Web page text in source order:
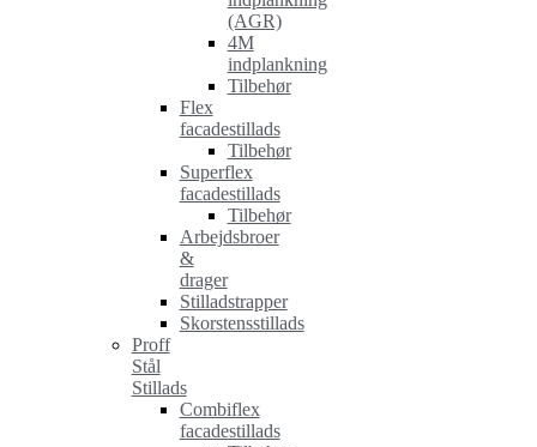
(AGR)
4M
indplankning
Tilbehør
Flex
facadestillads
Tilbehør
Superflex
facadestillads
Tilbehør
Arbejdsbroer
&
drager
Stilladstrapper
Skorstensstillads
Proff
Stål
Stillads
Combiflex
facadestillads